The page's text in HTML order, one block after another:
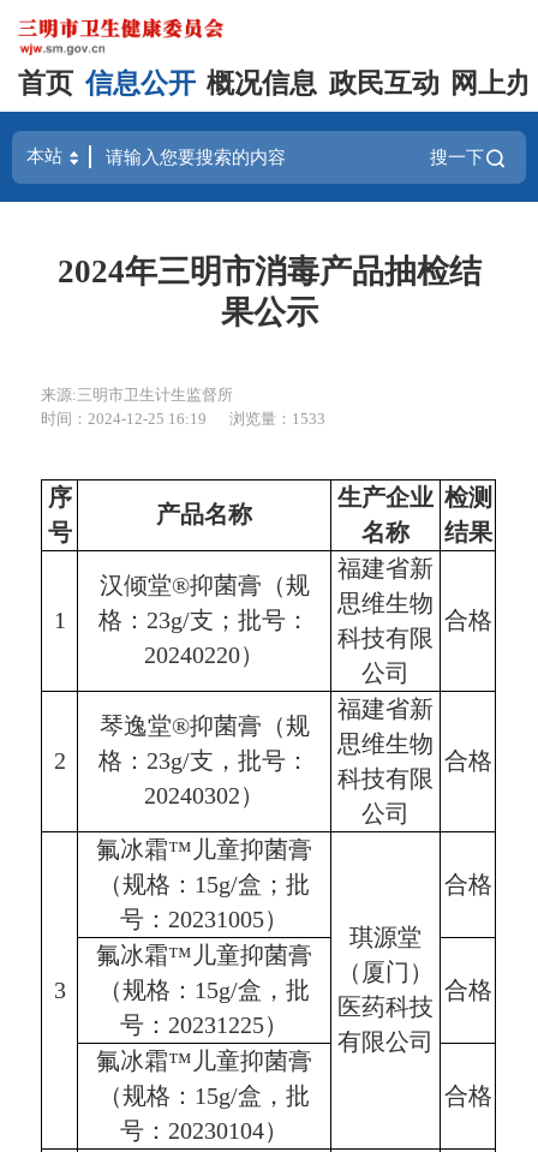
首页 信息公开 概况信息 政民互动 网上
搜一下
2024年三明市消毒产品抽检结
果公示
来源:三明市卫生计生监督所
时间：2024-12-25 16:19
浏览量：1533
序
号
产品名称
生产企业
名称
检测
结果
1
汉倾堂®抑菌膏（规
格：23g/支；批号：
20240220）
福建省新
思维生物
科技有限
公司
合格
2
琴逸堂®抑菌膏（规
格：23g/支，批号：
20240302）
福建省新
思维生物
科技有限
公司
合格
3
氟冰霜™儿童抑菌膏
（规格：15g/盒；批
号：20231005）
琪源堂
（厦门）
医药科技
有限公司
合格
氟冰霜™儿童抑菌膏
（规格：15g/盒，批
号：20231225）
合格
氟冰霜™儿童抑菌膏
（规格：15g/盒，批
号：20230104）
合格